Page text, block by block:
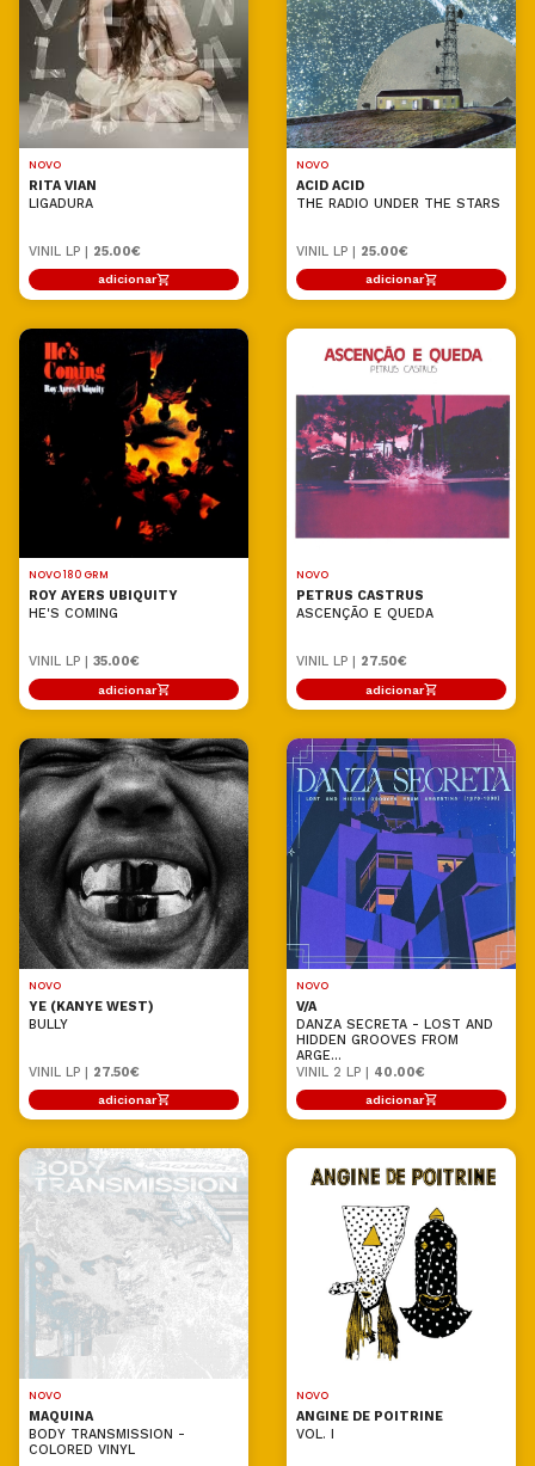
NOVO
RITA VIAN
LIGADURA
VINIL LP | 25.00€
adicionar
NOVO
ACID ACID
THE RADIO UNDER THE STARS
VINIL LP | 25.00€
adicionar
NOVO 180 GRM
ROY AYERS UBIQUITY
HE'S COMING
VINIL LP | 35.00€
adicionar
NOVO
PETRUS CASTRUS
ASCENÇÃO E QUEDA
VINIL LP | 27.50€
adicionar
NOVO
YE (KANYE WEST)
BULLY
VINIL LP | 27.50€
adicionar
NOVO
V/A
DANZA SECRETA - LOST AND
HIDDEN GROOVES FROM
ARGE...
VINIL 2 LP | 40.00€
adicionar
NOVO
MAQUINA
BODY TRANSMISSION -
COLORED VINYL
NOVO
ANGINE DE POITRINE
VOL. I